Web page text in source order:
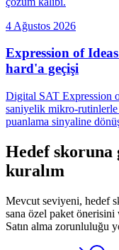
4 Ağustos 2026
Expression of
hard'a geçişi
Digital SAT Expression
saniyelik mikro-rutinlerle
puanlama sinyaline
Hedef skoruna
kuralım
Mevcut seviyeni, hedef
sana özel paket önerisini
Satın alma zorunluluğu